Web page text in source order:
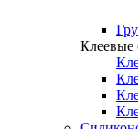
Клеевые